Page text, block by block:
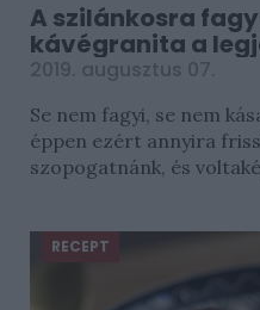
A szilánkosra
kávégranita a
melegben
2019. augusztus 07.
Se nem fagyi, se nem
éppen ezért annyira
szopogatnánk, és
RECEPT